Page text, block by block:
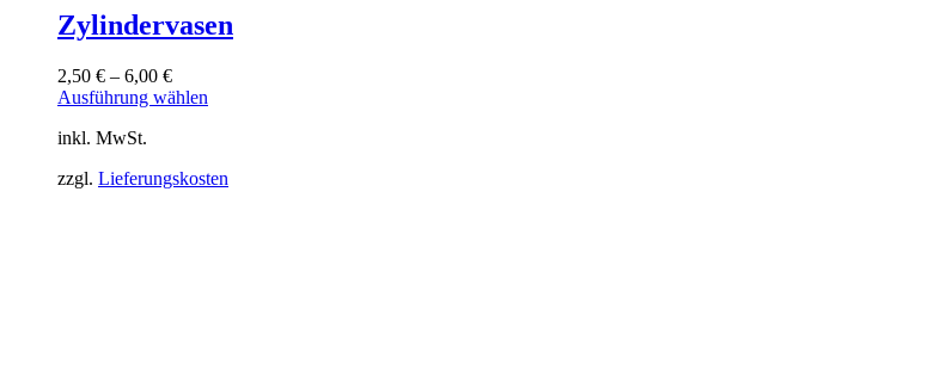
Zylindervasen
2,50 € – 6,00 €
Ausführung wählen
Varianten
inkl. MwSt.
zzgl. Lieferungskosten